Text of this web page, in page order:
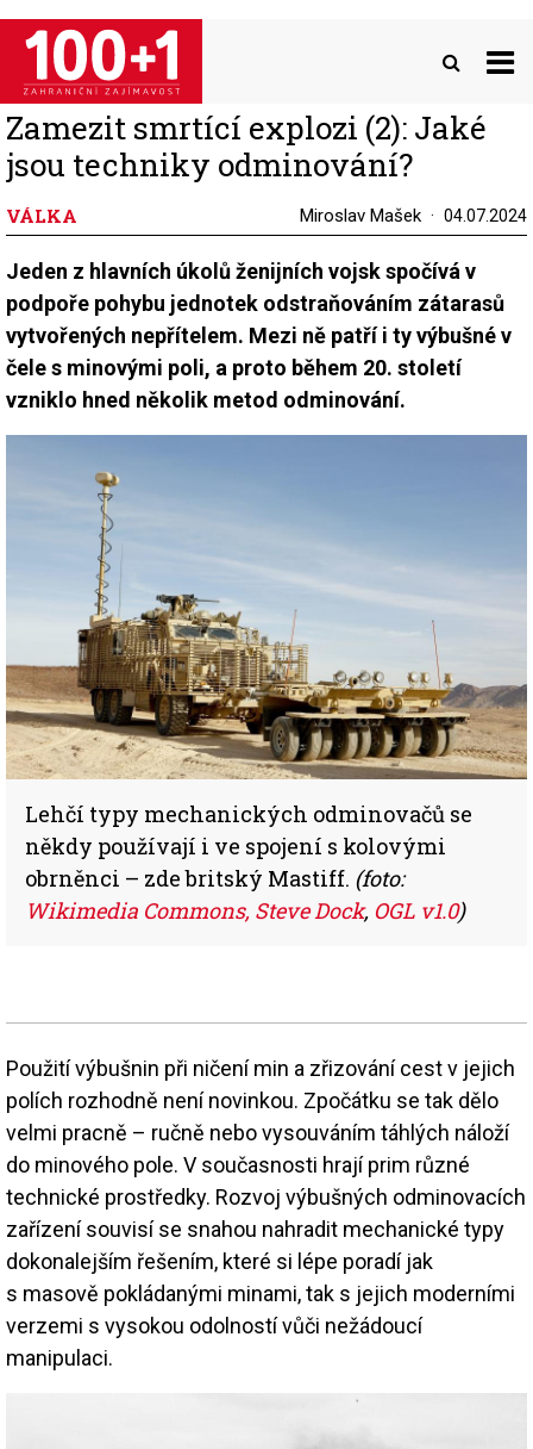
Přejít
hlavnímu
obsahu
Zamezit smrtící explozi (2): Jaké
jsou techniky odminování?
VÁLKA Miroslav Mašek 04.07.2024
Jeden z hlavních úkolů ženijních vojsk spočívá v
podpoře pohybu jednotek odstraňováním zátarasů
vytvořených nepřítelem. Mezi ně patří i ty výbušné v
čele s minovými poli, a proto během 20. století
vzniklo hned několik metod odminování.
Lehčí typy mechanických odminovačů se
někdy používají i ve spojení s kolovými
obrněnci – zde britský Mastiff. (foto:
Wikimedia Commons, Steve Dock, OGL v1.0)
Použití výbušnin při ničení min a zřizování cest v jejich
polích rozhodně není novinkou. Zpočátku se tak dělo
velmi pracně – ručně nebo vysouváním táhlých náloží
do minového pole. V současnosti hrají prim různé
technické prostředky. Rozvoj výbušných odminovacích
zařízení souvisí se snahou nahradit mechanické typy
dokonalejším řešením, které si lépe poradí jak
s masově pokládanými minami, tak s jejich moderními
verzemi s vysokou odolností vůči nežádoucí
manipulaci.